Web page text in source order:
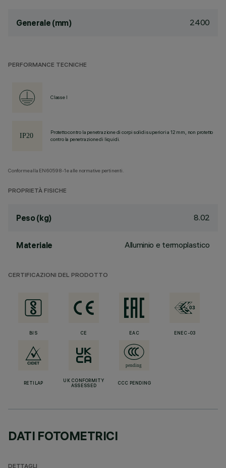
Generale (mm) 2400
PERFORMANCE TECNICHE
Classe I
Protetto contro la penetrazione di corpi solidi superiori a 12 mm, non protetto
contro la penetrazione di liquidi.
Conforme alla EN60598-1 e alle normative pertinenti.
PROPRIETÀ FISICHE
Peso (kg) 8.02
Materiale Alluminio e termoplastico
CERTIFICAZIONI DEL PRODOTTO
BIS CE EAC ENEC-03
RETILAP
UK CONFORMITY
ASSESSED
CCC PENDING
DATI FOTOMETRICI